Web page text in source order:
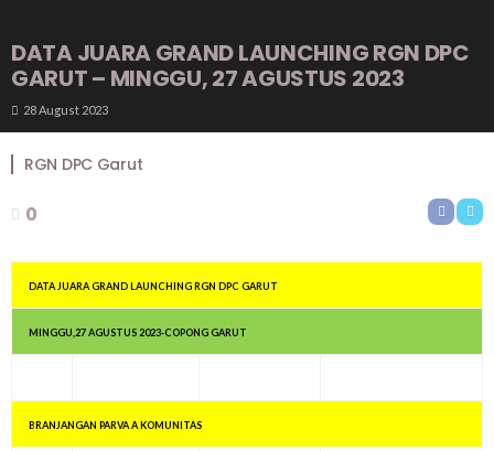
DATA JUARA GRAND LAUNCHING RGN DPC
GARUT – MINGGU, 27 AGUSTUS 2023
28 August 2023
RGN DPC Garut
0
DATA JUARA GRAND LAUNCHING RGN DPC GARUT
MINGGU,27 AGUSTUS 2023-COPONG GARUT
BRANJANGAN PARVA A KOMUNITAS